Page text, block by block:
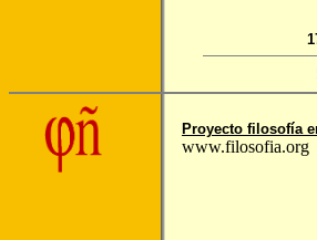
Proyecto filosofía
www.filosofia.org